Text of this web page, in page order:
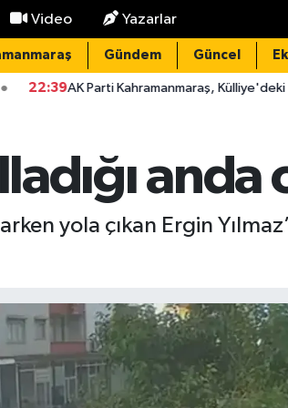
Video Yazarlar
Gündem Güncel
Parti Kahramanmaraş, Külliye'deki Görüşmenin
yola çıkan Ergin